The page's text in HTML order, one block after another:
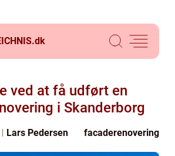
dk
ved at få udført en
i Skanderborg
Lars Pedersen facaderenovering